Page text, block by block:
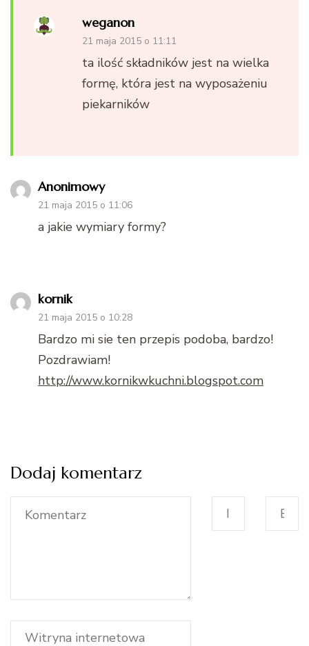
weganon
21 maja 2015 o 11:11
ta ilość składników jest na wielka
formę, która jest na wyposażeniu
piekarników
Anonimowy
21 maja 2015 o 11:06
a jakie wymiary formy?
kornik
21 maja 2015 o 10:28
Bardzo mi sie ten przepis podoba, bardzo!
Pozdrawiam!
http://www.kornikwkuchni.blogspot.com
Dodaj komentarz